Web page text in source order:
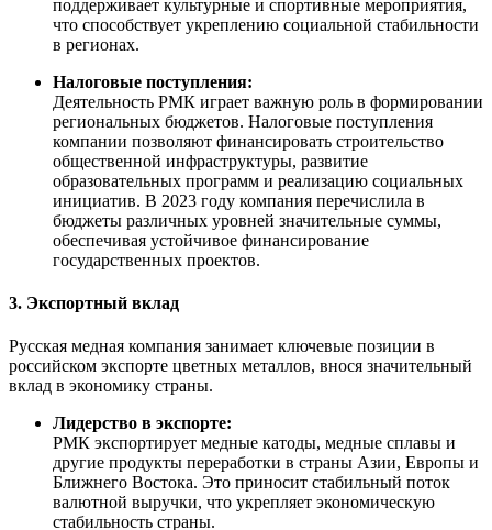
поддерживает культурные и спортивные мероприятия,
что способствует укреплению социальной стабильности
в регионах.
Налоговые поступления:
Деятельность РМК играет важную роль в формировании
региональных бюджетов. Налоговые поступления
компании позволяют финансировать строительство
общественной инфраструктуры, развитие
образовательных программ и реализацию социальных
инициатив. В 2023 году компания перечислила в
бюджеты различных уровней значительные суммы,
обеспечивая устойчивое финансирование
государственных проектов.
3. Экспортный вклад
Русская медная компания занимает ключевые позиции в
российском экспорте цветных металлов, внося значительный
вклад в экономику страны.
Лидерство в экспорте:
РМК экспортирует медные катоды, медные сплавы и
другие продукты переработки в страны Азии, Европы и
Ближнего Востока. Это приносит стабильный поток
валютной выручки, что укрепляет экономическую
стабильность страны.